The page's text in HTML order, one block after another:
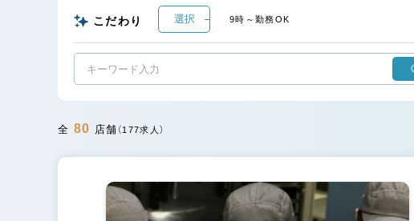
こだわり 選択 9時～勤務OK
全 80 店舗 （177求人）